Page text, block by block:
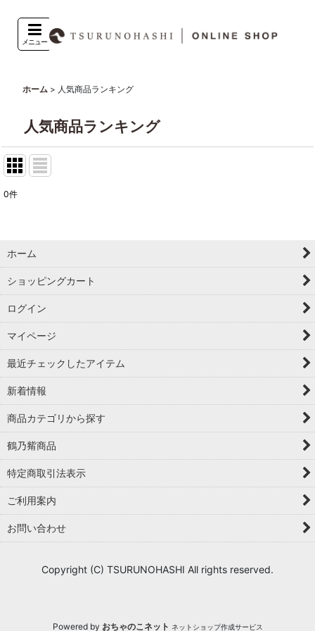
メニュー
ホーム > 人気商品ランキング
人気商品ランキング
0件
ホーム
ショッピングカート
ログイン
マイページ
最近チェックしたアイテム
新着情報
商品カテゴリから探す
鶴乃觜商品
特定商取引法表示
ご利用案内
お問い合わせ
Copyright (C) TSURUNOHASHI All rights reserved.
Powered by おちゃのこネット ネットショップ作成サービス